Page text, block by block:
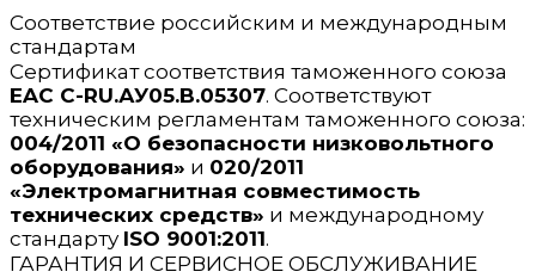
Соответствие российским и международным
стандартам
Сертификат соответствия таможенного союза
EAC C-RU.АУ05.B.05307. Соответствуют
техническим регламентам таможенного союза:
004/2011 «О безопасности низковольтного
оборудования» и 020/2011
«Электромагнитная совместимость
технических средств» и международному
стандарту ISO 9001:2011.
ГАРАНТИЯ И СЕРВИСНОЕ ОБСЛУЖИВАНИЕ